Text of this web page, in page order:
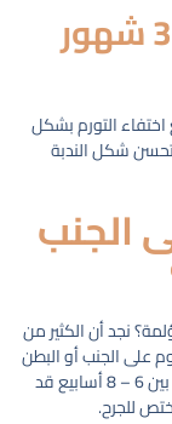
المرحلة الأخيرة وهي 3 شهور
التورم بشكل
شكل الندبة
الجنب
نجد أن الكثير من
على الجنب أو البطن
بعد العملية، حيث يمكنك النوم على جنبك خلال فترة ما بين 6 – 8 أسابيع قد
للجرح.